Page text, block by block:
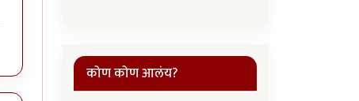
कोण कोण आलंय?